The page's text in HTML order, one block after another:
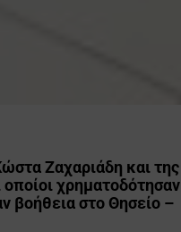
Ζαχαριάδη και της
χρηματοδότησαν
βοήθεια στο Θησείο –